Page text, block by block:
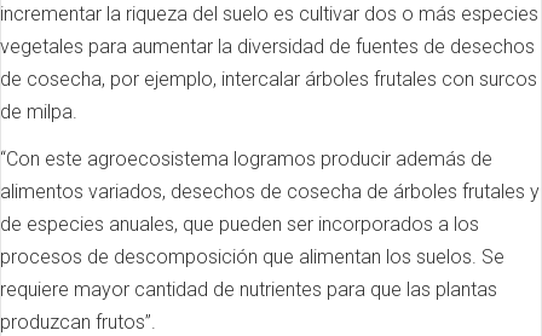
incrementar la riqueza del suelo es cultivar dos o más especies
vegetales para aumentar la diversidad de fuentes de desechos
de cosecha, por ejemplo, intercalar árboles frutales con surcos
de milpa.
“Con este agroecosistema logramos producir además de
alimentos variados, desechos de cosecha de árboles frutales y
de especies anuales, que pueden ser incorporados a los
procesos de descomposición que alimentan los suelos. Se
requiere mayor cantidad de nutrientes para que las plantas
produzcan frutos”.